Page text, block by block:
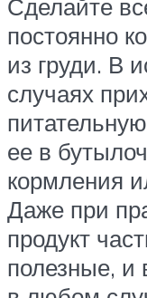
Сделайте
постоянно
из груди. В
случаях
ее в
кормления
Даже при
продукт
полезные, и